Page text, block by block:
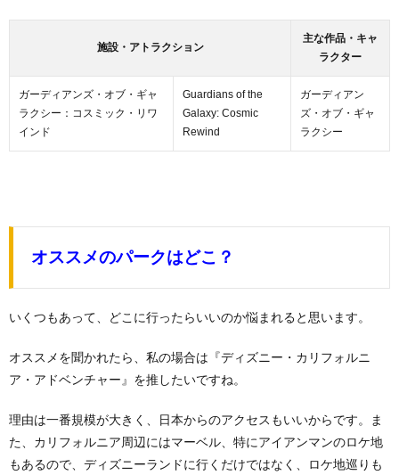
施設・アトラクション
主な作品・キャ
ラクター
ガーディアンズ・オブ・ギャ
ラクシー：コスミック・リワ
インド
Guardians of the
Galaxy: Cosmic
Rewind
ガーディアン
ズ・オブ・ギャ
ラクシー
オススメのパークはどこ？
いくつもあって、どこに行ったらいいのか悩まれると思います。
オススメを聞かれたら、私の場合は『ディズニー・カリフォルニ
ア・アドベンチャー』を推したいですね。
理由は一番規模が大きく、日本からのアクセスもいいからです。ま
た、カリフォルニア周辺にはマーベル、特にアイアンマンのロケ地
もあるので、ディズニーランドに行くだけではなく、ロケ地巡りも